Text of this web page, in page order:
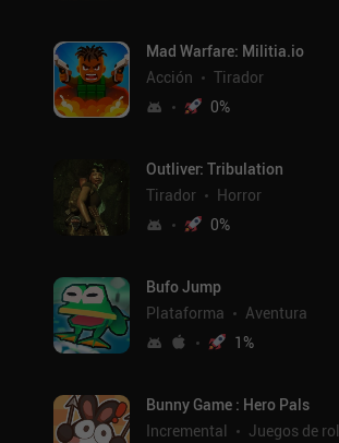
Mad Warfare: Militia.io
Acción
Tirador
0%
Outliver: Tribulation
Tirador
Horror
0%
Bufo Jump
Plataforma
Aventura
1%
Bunny Game : Hero Pals
Incremental
Juegos de rol